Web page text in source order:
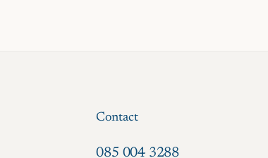
Contact
085 004 3288